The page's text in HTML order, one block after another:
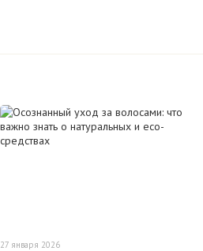
27 января 2026